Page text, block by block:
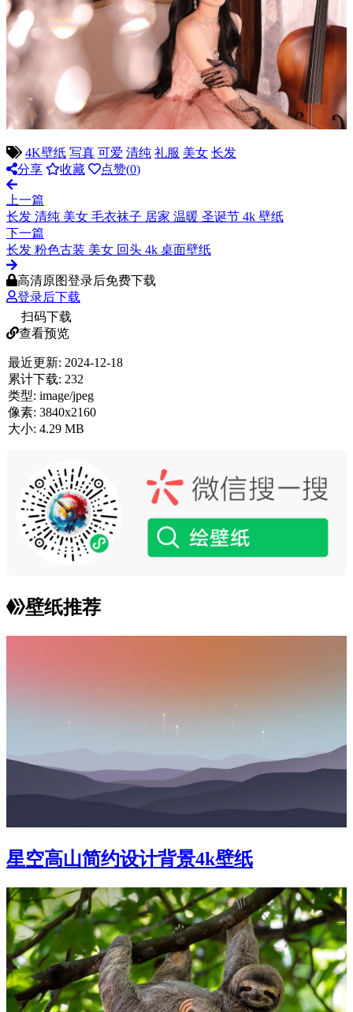
4K壁纸 写真 可爱 清纯 礼服 美女 长发
分享
收藏 点赞(0)
上一篇
长发 清纯 美女 毛衣袜子 居家 温暖 圣诞节 4k 壁纸
下一篇
长发 粉色古装 美女 回头 4k 桌面壁纸
高清原图登录后免费下载
登录后下载
扫码下载
查看预览
最近更新: 2024-12-18
累计下载: 232
类型: image/jpeg
像素: 3840x2160
大小: 4.29 MB
壁纸推荐
星空高山简约设计背景4k壁纸